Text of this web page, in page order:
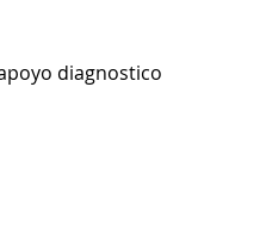
diagnostico